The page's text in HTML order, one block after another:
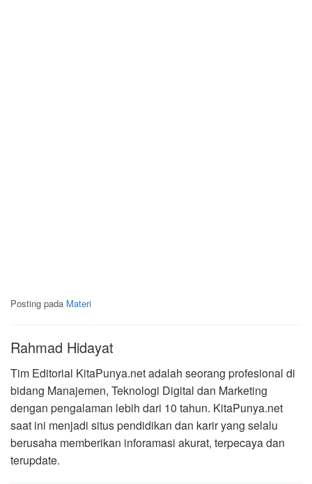
Posting pada Materi
Rahmad Hidayat
Tim Editorial KitaPunya.net adalah seorang profesional di
bidang Manajemen, Teknologi Digital dan Marketing
dengan pengalaman lebih dari 10 tahun. KitaPunya.net
saat ini menjadi situs pendidikan dan karir yang selalu
berusaha memberikan inforamasi akurat, terpecaya dan
terupdate.